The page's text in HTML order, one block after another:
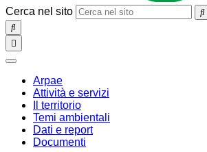
Cerca nel sito
SEARCH
Toggle
navigation
chiudi
Arpae
Attività e servizi
Il territorio
Temi ambientali
Dati e report
Documenti